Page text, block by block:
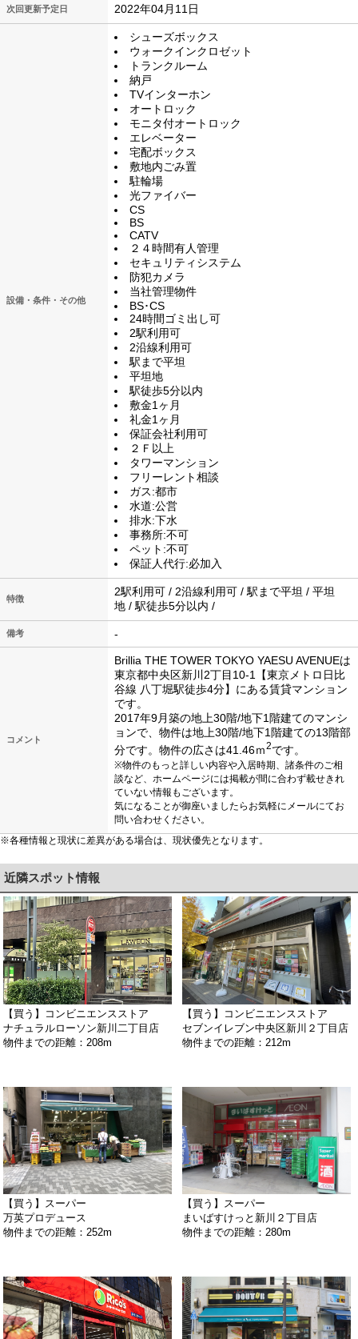
次回更新予定日 2022年04月11日
設備・条件・その他
シューズボックス
ウォークインクロゼット
トランクルーム
納戸
TVインターホン
オートロック
モニタ付オートロック
エレベーター
宅配ボックス
敷地内ごみ置
駐輪場
光ファイバー
CS
BS
CATV
２４時間有人管理
セキュリティシステム
防犯カメラ
当社管理物件
BS･CS
24時間ゴミ出し可
2駅利用可
2沿線利用可
駅まで平坦
平坦地
駅徒歩5分以内
敷金1ヶ月
礼金1ヶ月
保証会社利用可
２Ｆ以上
タワーマンション
フリーレント相談
ガス:都市
水道:公営
排水:下水
事務所:不可
ペット:不可
保証人代行:必加入
特徴
2駅利用可 / 2沿線利用可 / 駅まで平坦 / 平坦
地 / 駅徒歩5分以内 /
備考 -
コメント
Brillia THE TOWER TOKYO YAESU AVENUEは
東京都中央区新川2丁目10-1【東京メトロ日比
谷線 八丁堀駅徒歩4分】にある賃貸マンション
です。
2017年9月築の地上30階/地下1階建てのマンシ
ョンで、物件は地上30階/地下1階建ての13階部
分です。物件の広さは41.46ｍ2です。
※物件のもっと詳しい内容や入居時期、諸条件のご相
談など、ホームページには掲載が間に合わず載せきれ
ていない情報もございます。
気になることが御座いましたらお気軽にメールにてお
問い合わせください。
※各種情報と現状に差異がある場合は、現状優先となります。
近隣スポット情報
【買う】コンビニエンスストア
ナチュラルローソン新川二丁目店
物件までの距離：208m
【買う】コンビニエンスストア
セブンイレブン中央区新川２丁目店
物件までの距離：212m
【買う】スーパー
万英プロデュース
物件までの距離：252m
【買う】スーパー
まいばすけっと新川２丁目店
物件までの距離：280m